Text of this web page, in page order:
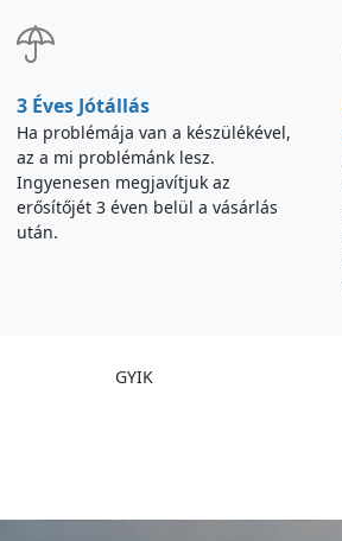
3 Éves Jótállás
Ha problémája van a készülékével,
az a mi problémánk lesz.
Ingyenesen megjavítjuk az
erősítőjét 3 éven belül a vásárlás
után.
GYIK